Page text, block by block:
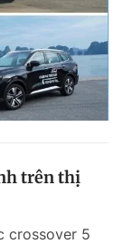
trên thị
crossover 5